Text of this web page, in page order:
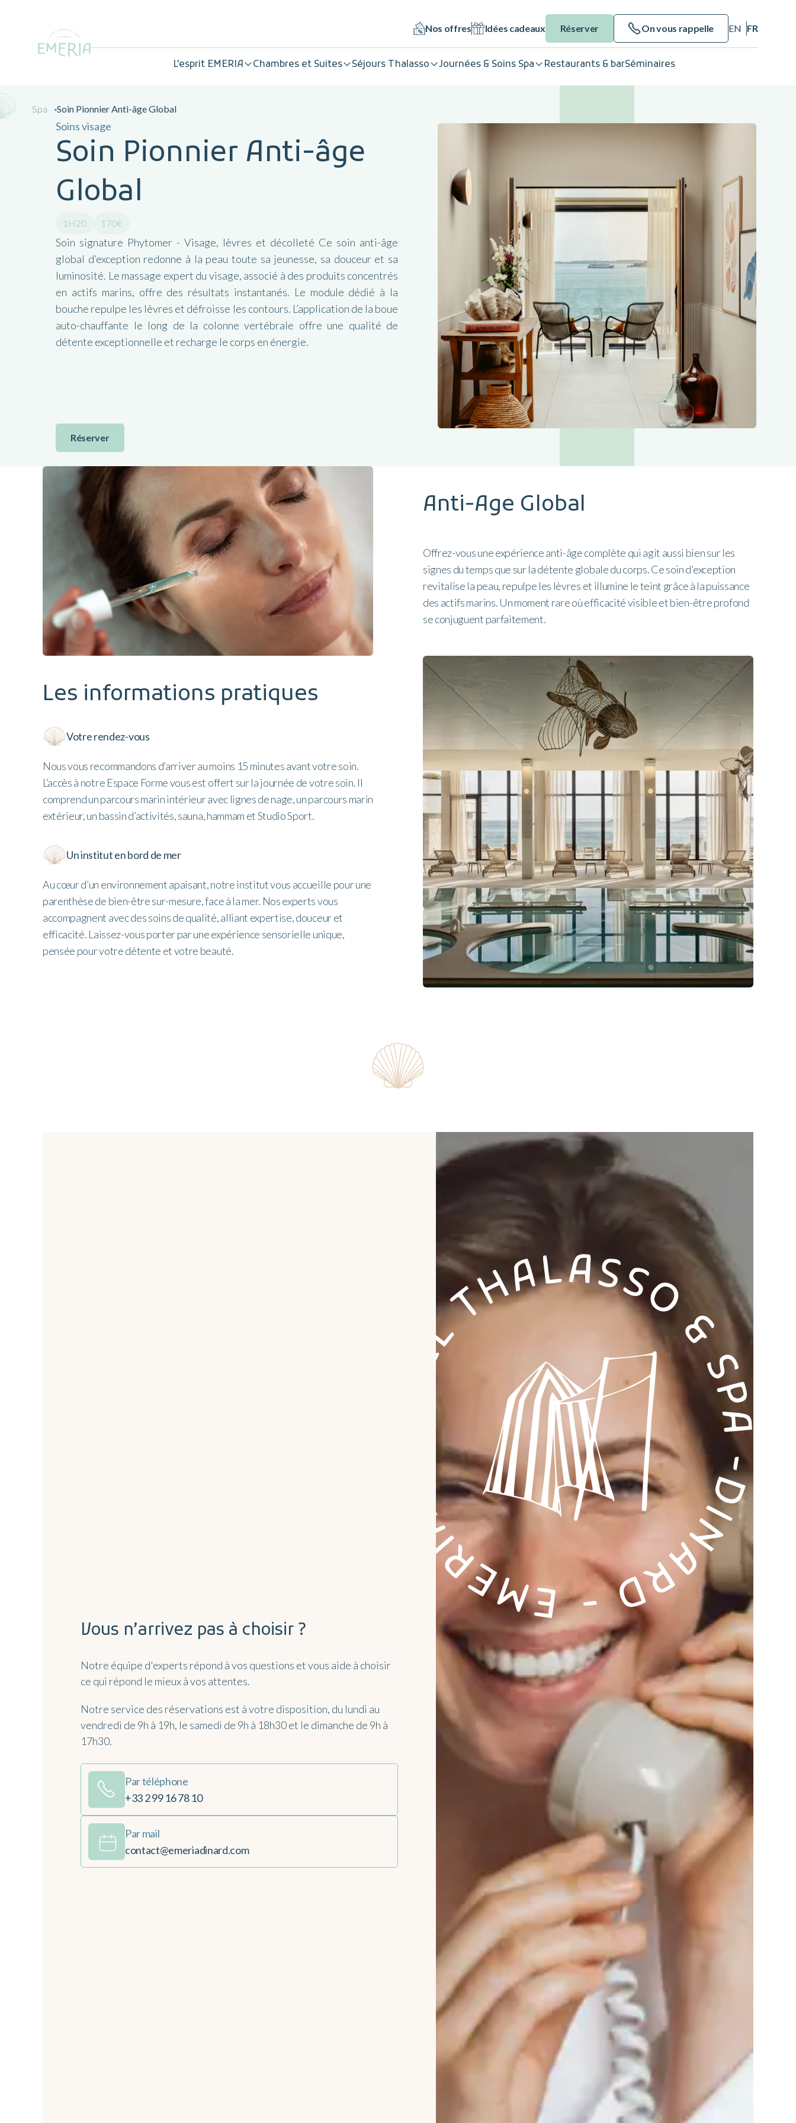
Nos offres Idées cadeaux Réserver On vous rappelle EN FR
L'esprit EMERIA Chambres et Suites Séjours Thalasso Journées & Soins Spa Restaurants & barSéminaires
Spa Soin Pionnier Anti-âge Global
Soins visage
Soin Pionnier Anti-âge
Global
1H20 170€
Soin signature Phytomer - Visage, lèvres et décolleté Ce soin anti-âge
global d’exception redonne à la peau toute sa jeunesse, sa douceur et sa
luminosité. Le massage expert du visage, associé à des produits concentrés
en actifs marins, offre des résultats instantanés. Le module dédié à la
bouche repulpe les lèvres et défroisse les contours. L’application de la boue
auto-chauffante le long de la colonne vertébrale offre une qualité de
détente exceptionnelle et recharge le corps en énergie.
Réserver
Anti-Age Global
Offrez-vous une expérience anti-âge complète qui agit aussi bien sur les
signes du temps que sur la détente globale du corps. Ce soin d’exception
revitalise la peau, repulpe les lèvres et illumine le teint grâce à la puissance
des actifs marins. Un moment rare où efficacité visible et bien-être profond
se conjuguent parfaitement.
Les informations pratiques
Votre rendez-vous
Nous vous recommandons d’arriver au moins 15 minutes avant votre soin.
L’accès à notre Espace Forme vous est offert sur la journée de votre soin. Il
comprend un parcours marin intérieur avec lignes de nage, un parcours marin
extérieur, un bassin d’activités, sauna, hammam et Studio Sport.
Un institut en bord de mer
Au cœur d’un environnement apaisant, notre institut vous accueille pour une
parenthèse de bien-être sur-mesure, face à la mer. Nos experts vous
accompagnent avec des soins de qualité, alliant expertise, douceur et
efficacité. Laissez-vous porter par une expérience sensorielle unique,
pensée pour votre détente et votre beauté.
Vous n’arrivez pas à choisir ?
Notre équipe d'experts répond à vos questions et vous aide à choisir
ce qui répond le mieux à vos attentes.
Notre service des réservations est à votre disposition, du lundi au
vendredi de 9h à 19h, le samedi de 9h à 18h30 et le dimanche de 9h à
17h30.
Par téléphone
+33 2 99 16 78 10
Par mail
contact@emeriadinard.com